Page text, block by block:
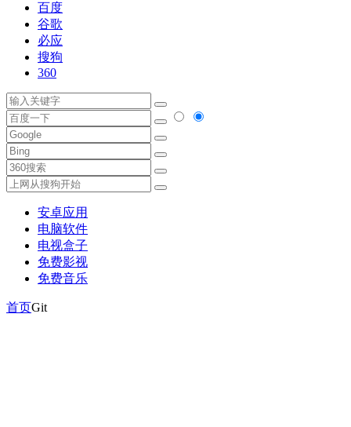
百度
谷歌
必应
搜狗
360
安卓应用
电脑软件
电视盒子
免费影视
免费音乐
首页Git